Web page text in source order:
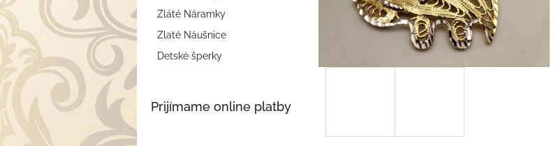
e
l
Zláté Náramky
Zlaté Náušnice
Detské šperky
Prijímame online platby